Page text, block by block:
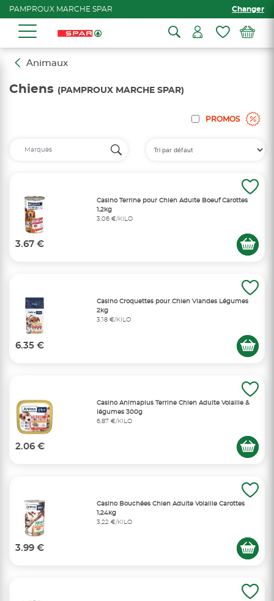
PAMPROUX MARCHE SPAR Changer
Animaux
Chiens (PAMPROUX MARCHE SPAR)
PROMOS
Casino Terrine pour Chien Adulte Boeuf Carottes
1,2kg
3,06 €/KILO
3.67 €
Casino Croquettes pour Chien Viandes Légumes
2kg
3,18 €/KILO
6.35 €
Casino Animaplus Terrine Chien Adulte Volaille &
légumes 300g
6,87 €/KILO
2.06 €
Casino Bouchées Chien Adulte Volaille Carottes
1,24kg
3,22 €/KILO
3.99 €